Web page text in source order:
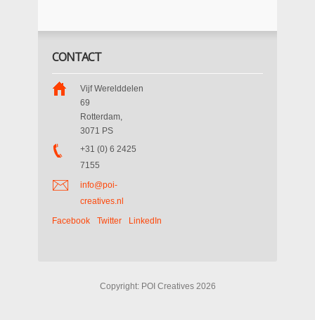
CONTACT
Vijf Werelddelen
69
Rotterdam
3071 PS
+31 (0) 6 2425
7155
info@poi-
creatives.nl
Facebook
Twitter LinkedIn
Copyright: POI Creatives 2026